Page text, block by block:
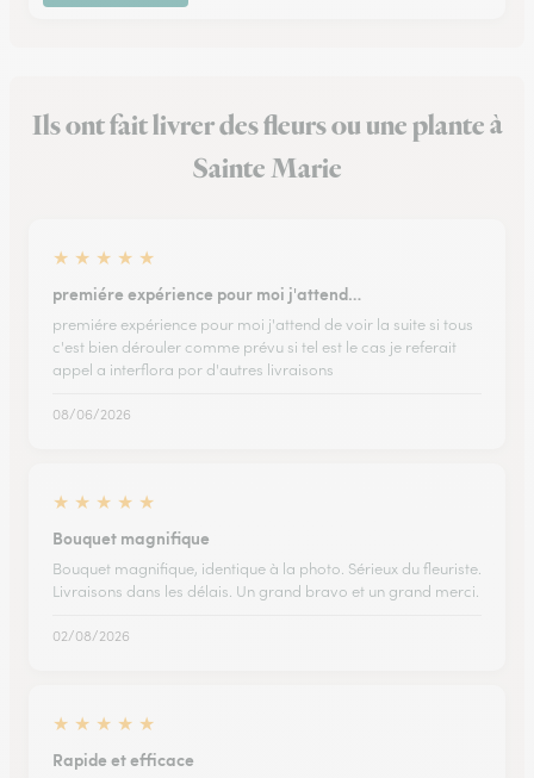
Ils ont fait livrer des fleurs ou une plante à
Sainte Marie
★ ★ ★ ★ ★
premiére expérience pour moi j'attend…
premiére expérience pour moi j'attend de voir la suite si tous
c'est bien dérouler comme prévu si tel est le cas je referait
appel a interflora por d'autres livraisons
08/06/2026
★ ★ ★ ★ ★
Bouquet magnifique
Bouquet magnifique, identique à la photo. Sérieux du fleuriste.
Livraisons dans les délais. Un grand bravo et un grand merci.
02/08/2026
★ ★ ★ ★ ★
Rapide et efficace